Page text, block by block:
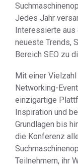
Jedes Jahr
Interessierte aus
neueste Trends,
Bereich SEO zu
Mit einer
Networking-
einzigartige
Inspiration und
Grundlagen bis
die Konferenz
Teilnehmern, ihr